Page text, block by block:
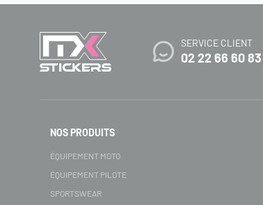
SERVICE CLIENT
02 22 66 60 83
NOS PRODUITS
ÉQUIPEMENT MOTO
ÉQUIPEMENT PILOTE
SPORTSWEAR